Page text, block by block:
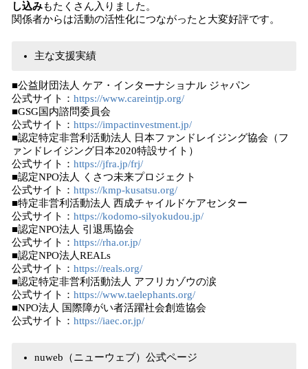
し込みもたくさん入りました。
関係者からは活動の活性化につながったと大変好評です。
主な支援実績
■公益財団法人 ケア・インターナショナル ジャパン
公式サイト： https://www.careintjp.org/
■GSG国内諮問委員会
公式サイト： https://impactinvestment.jp/
■認定特定非営利活動法人 日本ファンドレイジング協会（フ
ァンドレイジング日本2020特設サイト）
公式サイト： https://jfra.jp/frj/
■認定NPO法人 くさつ未来プロジェクト
公式サイト： https://kmp-kusatsu.org/
■特定非営利活動法人 西成チャイルドケアセンター
公式サイト： https://kodomo-silyokudou.jp/
■認定NPO法人 引退馬協会
公式サイト： https://rha.or.jp/
■認定NPO法人REALs
公式サイト： https://reals.org/
■認定特定非営利活動法人 アフリカゾウの涙
公式サイト： https://www.taelephants.org/
■NPO法人 国際障がい者活躍社会創造協会
公式サイト： https://iaec.or.jp/
nuweb（ニューウェブ）公式ページ